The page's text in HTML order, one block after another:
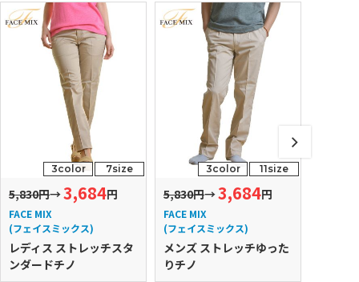
3color 7size
5,830円→3,684円
FACE MIX
(フェイスミックス)
レディス ストレッチスタ
ンダードチノ
3color 11size
5,830円→3,684円
FACE MIX
(フェイスミックス)
メンズ ストレッチゆった
りチノ